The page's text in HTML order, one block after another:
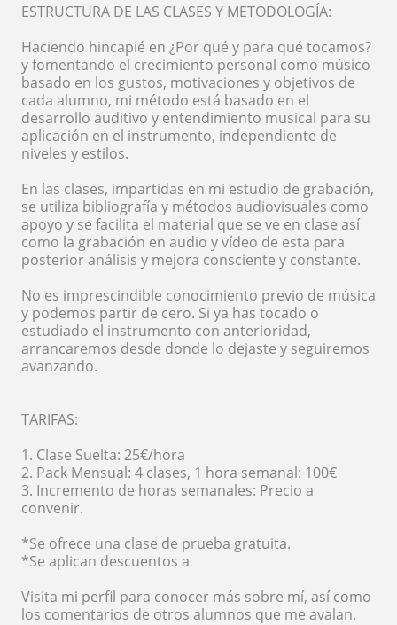
ESTRUCTURA DE LAS CLASES Y METODOLOGÍA:
Haciendo hincapié en ¿Por qué y para qué tocamos?
y fomentando el crecimiento personal como músico
basado en los gustos, motivaciones y objetivos de
cada alumno, mi método está basado en el
desarrollo auditivo y entendimiento musical para su
aplicación en el instrumento, independiente de
niveles y estilos.
En las clases, impartidas en mi estudio de grabación,
se utiliza bibliografía y métodos audiovisuales como
apoyo y se facilita el material que se ve en clase así
como la grabación en audio y vídeo de esta para
posterior análisis y mejora consciente y constante.
No es imprescindible conocimiento previo de música
y podemos partir de cero. Si ya has tocado o
estudiado el instrumento con anterioridad,
arrancaremos desde donde lo dejaste y seguiremos
avanzando.
TARIFAS:
1. Clase Suelta: 25€/hora
2. Pack Mensual: 4 clases, 1 hora semanal: 100€
3. Incremento de horas semanales: Precio a
convenir.
*Se ofrece una clase de prueba gratuita.
*Se aplican descuentos a
Visita mi perfil para conocer más sobre mí, así como
los comentarios de otros alumnos que me avalan.